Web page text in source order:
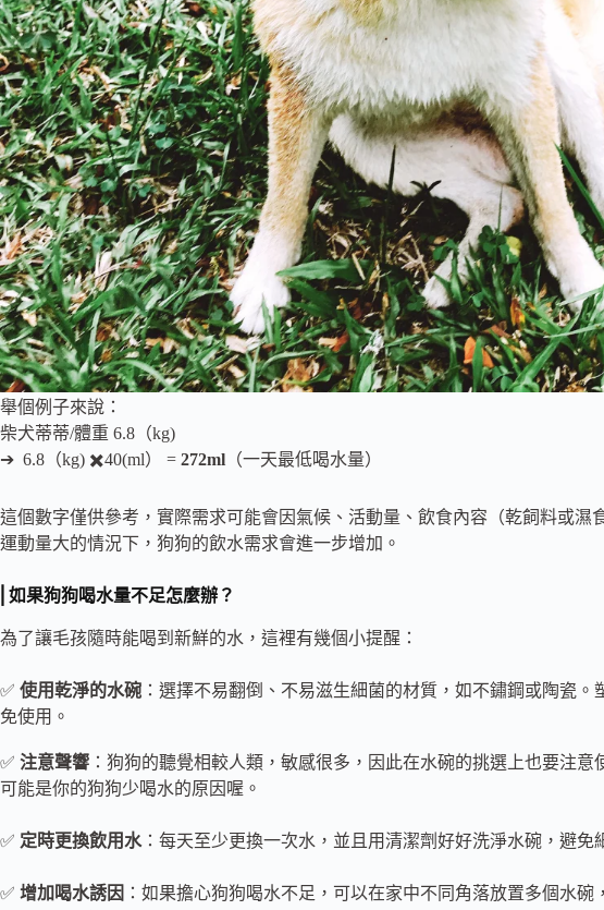
舉個例子來說：
柴犬蒂蒂/體重 6.8（kg)
➔ 6.8（kg) ✖️40(ml） = 272ml （一天最低喝水量）
這個數字僅供參考，實際需求可能會因氣候、活動量、飲食內容（乾飼料或濕
運動量大的情況下，狗狗的飲水需求會進一步增加。
⎢如果狗狗喝水量不足怎麼辦？
為了讓毛孩隨時能喝到新鮮的水，這裡有幾個小提醒：
✅ 使用乾淨的水碗 ：選擇不易翻倒、不易滋生細菌的材質，如不鏽鋼或陶瓷
免使用。
✅ 注意聲響 ：狗狗的聽覺相較人類，敏感很多，因此在水碗的挑選上也要注
可能是你的狗狗少喝水的原因喔。
✅ 定時更換飲用水：每天至少更換一次水，並且用清潔劑好好洗淨水碗，避免
✅ 增加喝水誘因 ：如果擔心狗狗喝水不足，可以在家中不同角落放置多個水碗